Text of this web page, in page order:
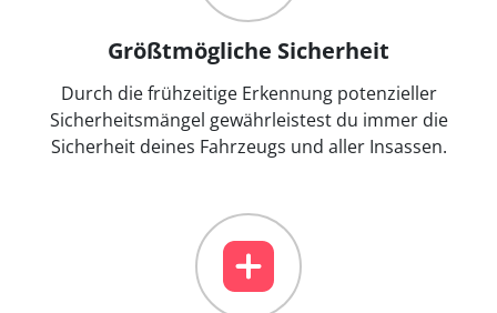
Größtmögliche Sicherheit
Durch die frühzeitige Erkennung potenzieller
Sicherheitsmängel gewährleistest du immer die
Sicherheit deines Fahrzeugs und aller Insassen.